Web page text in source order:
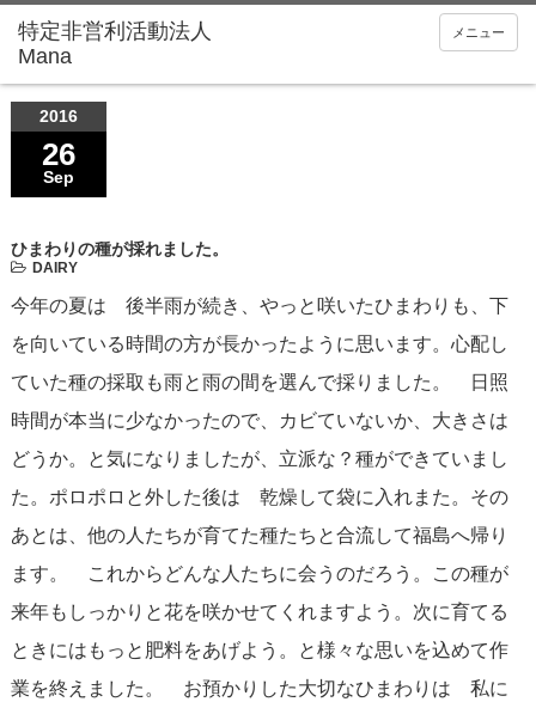
メニュー
2016
26
Sep
ひまわりの種が採れました。
DAIRY
今年の夏は 後半雨が続き、やっと咲いたひまわりも、下
を向いている時間の方が長かったように思います。心配し
ていた種の採取も雨と雨の間を選んで採りました。 日照
時間が本当に少なかったので、カビていないか、大きさは
どうか。と気になりましたが、立派な？種ができていまし
た。ポロポロと外した後は 乾燥して袋に入れまた。その
あとは、他の人たちが育てた種たちと合流して福島へ帰り
ます。 これからどんな人たちに会うのだろう。この種が
来年もしっかりと花を咲かせてくれますよう。次に育てる
ときにはもっと肥料をあげよう。と様々な思いを込めて作
業を終えました。 お預かりした大切なひまわりは 私に